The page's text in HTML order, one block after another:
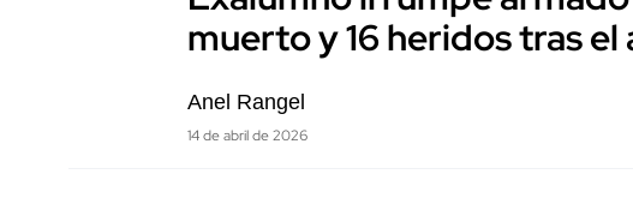
muerto y 16 heridos tras el
Anel Rangel
14 de abril de 2026